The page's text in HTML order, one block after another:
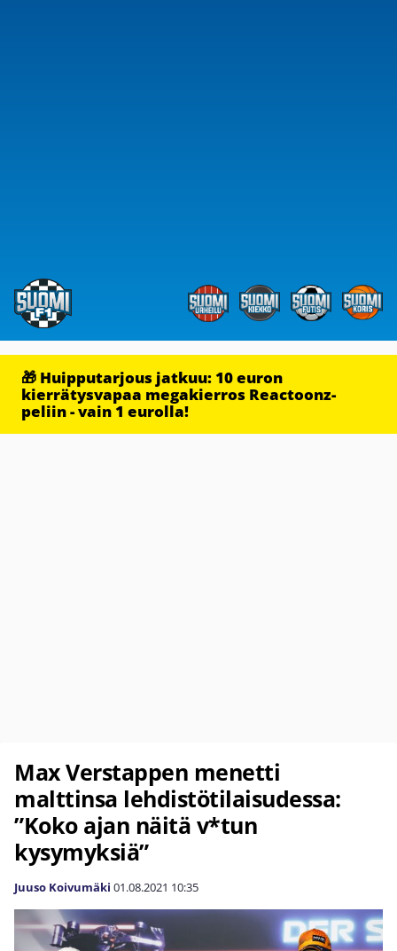
🎁 Huipputarjous jatkuu: 10 euron
kierrätysvapaa megakierros Reactoonz-
peliin - vain 1 eurolla!
Max Verstappen menetti
malttinsa lehdistötilaisudessa:
”Koko ajan näitä v*tun
kysymyksiä”
Juuso Koivumäki 01.08.2021 10:35